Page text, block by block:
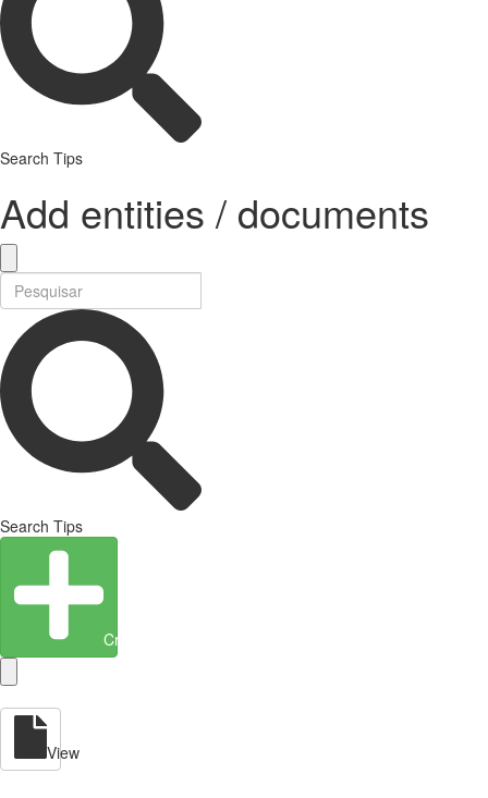
Search Tips
Add entities / documents
Search Tips
Create Entity
View